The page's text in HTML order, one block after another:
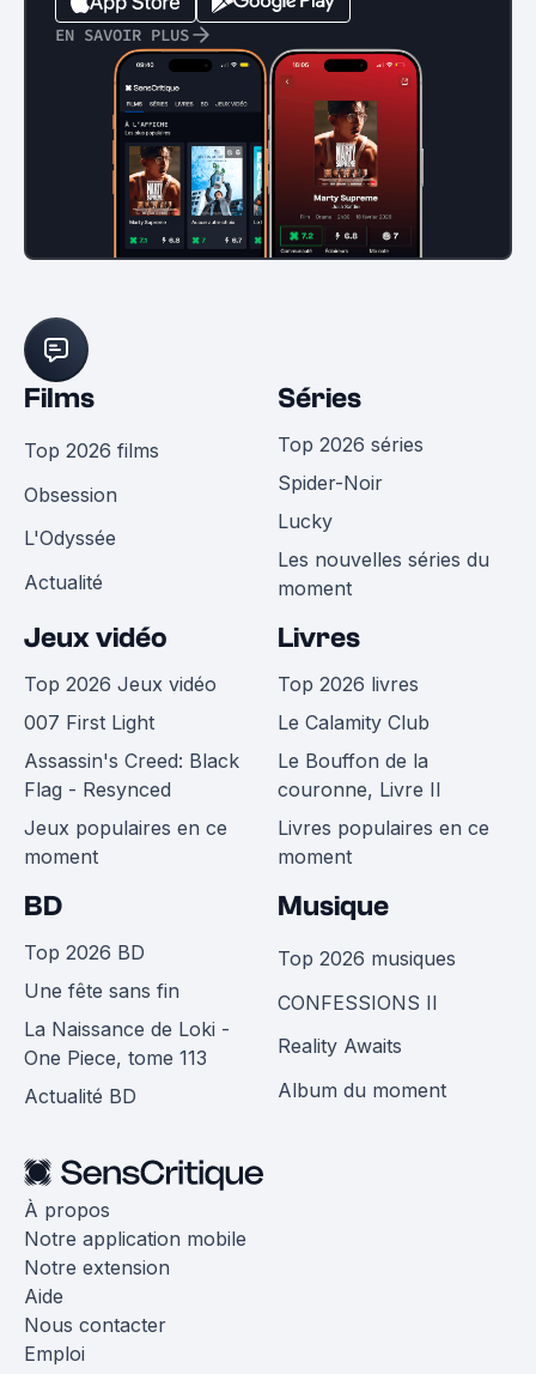
EN SAVOIR PLUS
Films
Top 2026 films
Obsession
L'Odyssée
Actualité
Séries
Top 2026 séries
Spider-Noir
Lucky
Les nouvelles séries du
moment
Jeux vidéo
Top 2026 Jeux vidéo
007 First Light
Assassin's Creed: Black
Flag - Resynced
Jeux populaires en ce
moment
Livres
Top 2026 livres
Le Calamity Club
Le Bouffon de la
couronne, Livre II
Livres populaires en ce
moment
BD
Top 2026 BD
Une fête sans fin
La Naissance de Loki -
One Piece, tome 113
Actualité BD
Musique
Top 2026 musiques
CONFESSIONS II
Reality Awaits
Album du moment
À propos
Notre application mobile
Notre extension
Aide
Nous contacter
Emploi